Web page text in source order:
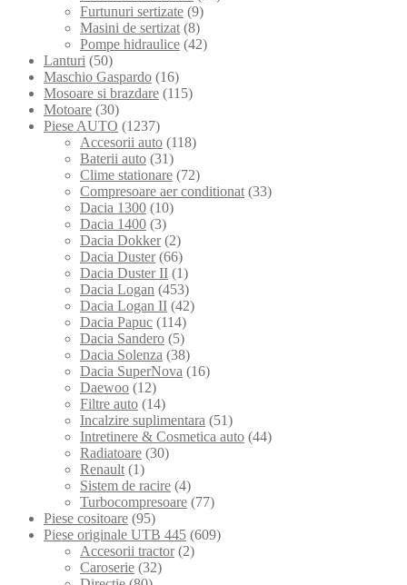
Furtunuri sertizate (9)
Masini de sertizat (8)
Pompe hidraulice (42)
Lanturi (50)
Maschio Gaspardo (16)
Mosoare si brazdare (115)
Motoare (30)
Piese AUTO (1237)
Accesorii auto (118)
Baterii auto (31)
Clime stationare (72)
Compresoare aer conditionat (33)
Dacia 1300 (10)
Dacia 1400 (3)
Dacia Dokker (2)
Dacia Duster (66)
Dacia Duster II (1)
Dacia Logan (453)
Dacia Logan II (42)
Dacia Papuc (114)
Dacia Sandero (5)
Dacia Solenza (38)
Dacia SuperNova (16)
Daewoo (12)
Filtre auto (14)
Incalzire suplimentara (51)
Intretinere & Cosmetica auto (44)
Radiatoare (30)
Renault (1)
Sistem de racire (4)
Turbocompresoare (77)
Piese cositoare (95)
Piese originale UTB 445 (609)
Accesorii tractor (2)
Caroserie (32)